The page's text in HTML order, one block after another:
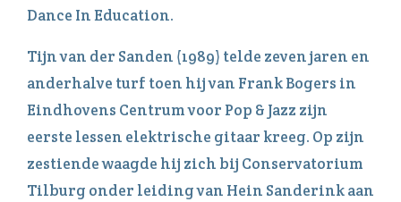
Dance In Education.
Tijn van der Sanden (1989) telde zeven jaren en
anderhalve turf toen hij van Frank Bogers in
Eindhovens Centrum voor Pop & Jazz zijn
eerste lessen elektrische gitaar kreeg. Op zijn
zestiende waagde hij zich bij Conservatorium
Tilburg onder leiding van Hein Sanderink aan